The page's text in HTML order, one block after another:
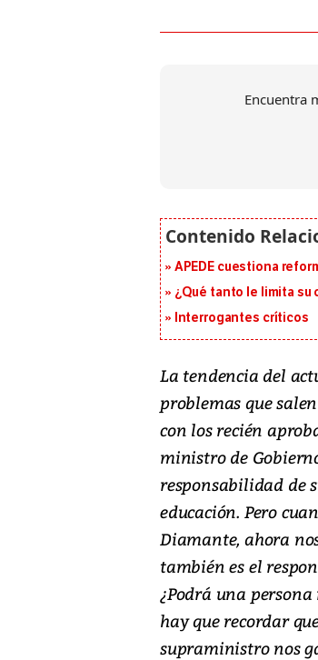
Encuentra
APEDE cuestiona
¿Qué tanto le limita su
Interrogantes críticos
La tendencia del
problemas que
con los recién
ministro de
responsabilidad de
educación. Pero
Diamante, ahora
también es el
¿Podrá una
hay que recordar
supraministro nos